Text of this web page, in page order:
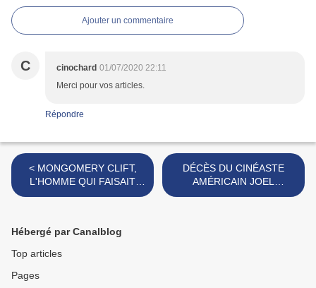
Ajouter un commentaire
C cinochard 01/07/2020 22:11
Merci pour vos articles.
Répondre
< MONGOMERY CLIFT,
L'HOMME QUI FAISAIT
CAVALIER SEUL
DÉCÈS DU CINÉASTE
AMÉRICAIN JOEL
SCHUMACHER & DE
Hébergé par Canalblog
Top articles
Pages